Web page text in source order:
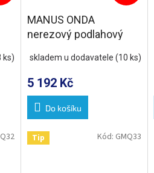
ks)
MANUS ONDA
nerezový podlahový
DN50
skladem u dodavatele(10 ks)
5 192 Kč
Do košíku
Tip Kód: GMQ33